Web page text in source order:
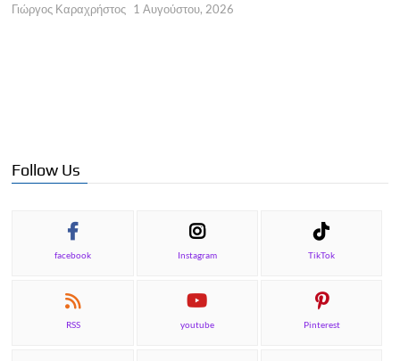
Γιώργος Καραχρήστος 1 Αυγούστου, 2026
Follow Us
facebook Instagram TikTok
RSS youtube Pinterest